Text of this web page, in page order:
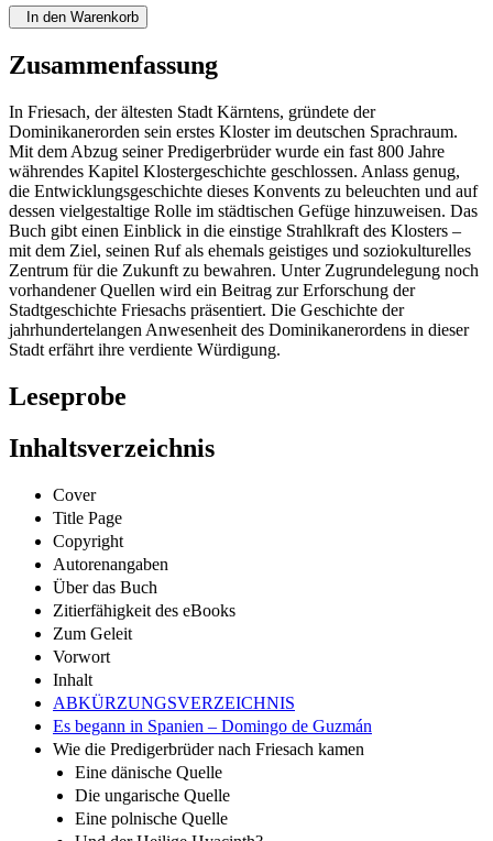
In den Warenkorb
Zusammenfassung
In Friesach, der ältesten Stadt Kärntens, gründete der
Dominikanerorden sein erstes Kloster im deutschen Sprachraum.
Mit dem Abzug seiner Predigerbrüder wurde ein fast 800 Jahre
währendes Kapitel Klostergeschichte geschlossen. Anlass genug,
die Entwicklungsgeschichte dieses Konvents zu beleuchten und auf
dessen vielgestaltige Rolle im städtischen Gefüge hinzuweisen. Das
Buch gibt einen Einblick in die einstige Strahlkraft des Klosters –
mit dem Ziel, seinen Ruf als ehemals geistiges und soziokulturelles
Zentrum für die Zukunft zu bewahren. Unter Zugrundelegung noch
vorhandener Quellen wird ein Beitrag zur Erforschung der
Stadtgeschichte Friesachs präsentiert. Die Geschichte der
jahrhundertelangen Anwesenheit des Dominikanerordens in dieser
Stadt erfährt ihre verdiente Würdigung.
Leseprobe
Inhaltsverzeichnis
Cover
Title Page
Copyright
Autorenangaben
Über das Buch
Zitierfähigkeit des eBooks
Zum Geleit
Vorwort
Inhalt
ABKÜRZUNGSVERZEICHNIS
Es begann in Spanien – Domingo de Guzmán
Wie die Predigerbrüder nach Friesach kamen
Eine dänische Quelle
Die ungarische Quelle
Eine polnische Quelle